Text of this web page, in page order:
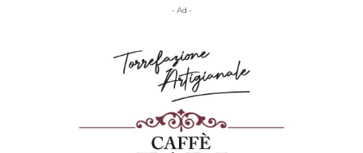
- Ad -